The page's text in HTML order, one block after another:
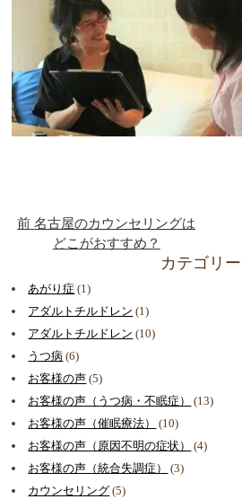
前 名古屋のカウンセリングは
どこがおすすめ？
カテゴリー
あがり症 (1)
アダルトチルドレン (1)
アダルトチルドレン (10)
うつ病 (6)
お客様の声 (5)
お客様の声（うつ病・不眠症）
(13)
お客様の声（催眠療法）
(10)
お客様の声（原因不明の症状）
(4)
お客様の声（統合失調症）
(3)
カウンセリング (5)